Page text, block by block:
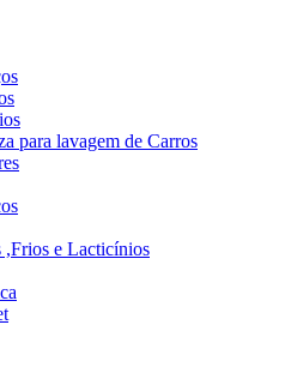
para lavagem de Carros
,Frios e Lacticínios